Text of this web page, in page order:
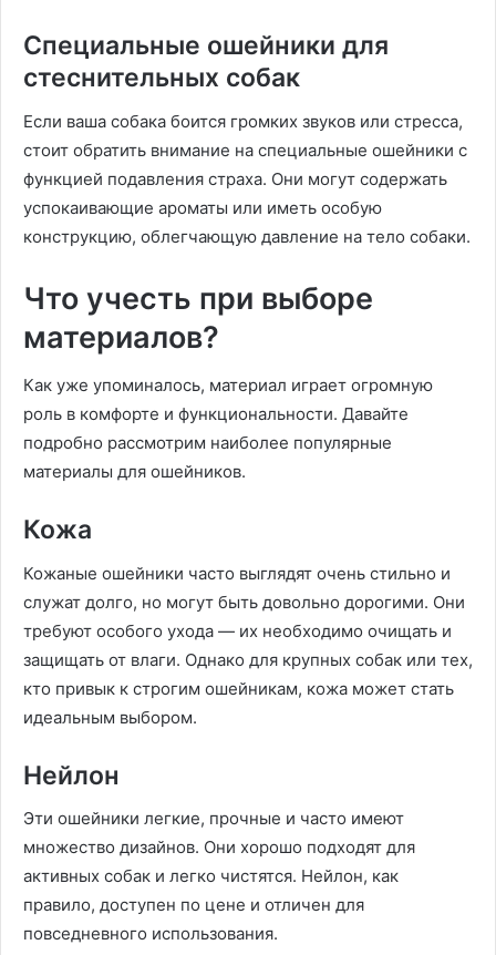
Специальные ошейники для
стеснительных собак
Если ваша собака боится громких звуков или стресса,
стоит обратить внимание на специальные ошейники с
функцией подавления страха. Они могут содержать
успокаивающие ароматы или иметь особую
конструкцию, облегчающую давление на тело собаки.
Что учесть при выборе
материалов?
Как уже упоминалось, материал играет огромную
роль в комфорте и функциональности. Давайте
подробно рассмотрим наиболее популярные
материалы для ошейников.
Кожа
Кожаные ошейники часто выглядят очень стильно и
служат долго, но могут быть довольно дорогими. Они
требуют особого ухода — их необходимо очищать и
защищать от влаги. Однако для крупных собак или тех,
кто привык к строгим ошейникам, кожа может стать
идеальным выбором.
Нейлон
Эти ошейники легкие, прочные и часто имеют
множество дизайнов. Они хорошо подходят для
активных собак и легко чистятся. Нейлон, как
правило, доступен по цене и отличен для
повседневного использования.